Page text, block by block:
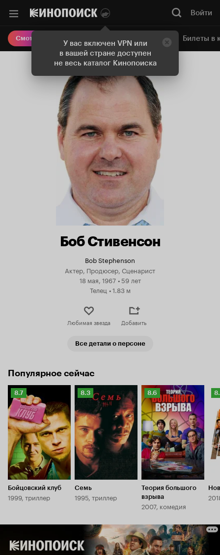
У вас включен VPN или
в вашей стране доступен
не весь каталог Кинопоиска
Войти
Смотреть кино Онлайн-кинотеатр Билеты в
Боб Стивенсон
Bob Stephenson
Актер, Продюсер, Сценарист
18 мая, 1967 •59 лет
Телец •1.83 м
Любимая звезда Добавить
Все детали о персоне
Популярное сейчас
Рейтинг
Кинопоиска
8.7
8.7
Бойцовский клуб
1999, триллер
Рейтинг
Кинопоиска
8.3
8.3
Семь
1995, триллер
Рейтинг
Кинопоиска
8.6
8.6
Теория большого
взрыва
2007, комедия